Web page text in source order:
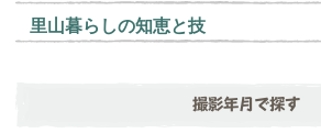
里山暮らしの知恵と技
撮影年月で探す